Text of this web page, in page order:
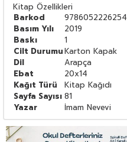
Kitap Özellikleri
Barkod
9786052226254
Basım Yılı
2019
Baskı
1
Cilt DurumuKarton Kapak
Dil
Arapça
Ebat
20x14
Kağıt Türü
Kitap Kağıdı
Sayfa Sayısı 81
Yazar
İmam Nevevi